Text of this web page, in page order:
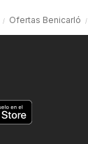
Ofertas Benicarló